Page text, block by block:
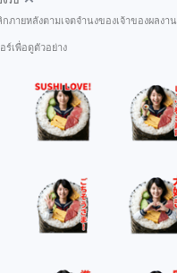
ภายหลังตามเจตจำนงของเจ้าของผลงาน
ร์เพื่อดูตัวอย่าง